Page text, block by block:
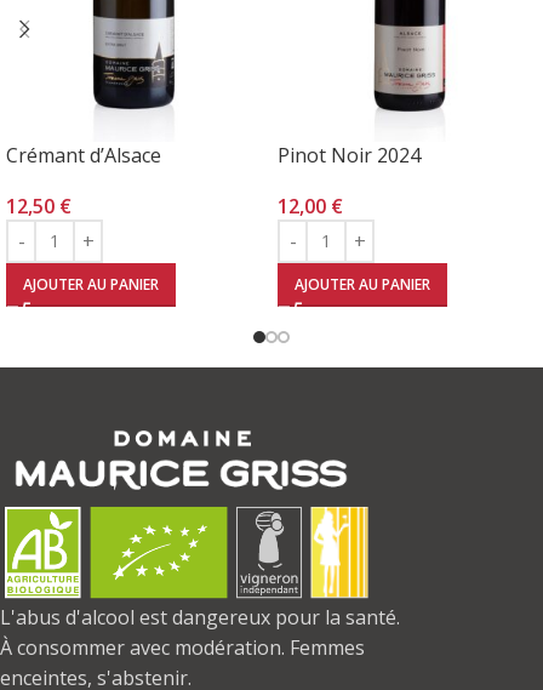
Crémant d’Alsace
12,50 €
AJOUTER AU PANIER
Pinot Noir 2024
12,00 €
AJOUTER AU PANIER
L'abus d'alcool est dangereux pour la santé.
À consommer avec modération. Femmes
enceintes, s'abstenir.